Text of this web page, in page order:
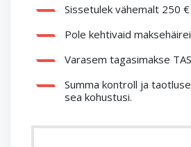
Sissetulek vähemalt 250 €
Pole kehtivaid
Varasem tagasimakse
Summa kontroll ja
sea kohustusi.